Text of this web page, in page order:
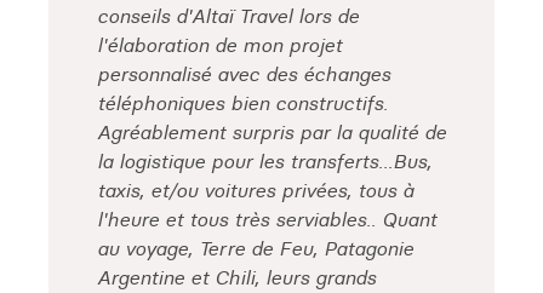
conseils d'Altaï Travel lors de
l'élaboration de mon projet
personnalisé avec des échanges
téléphoniques bien constructifs.
Agréablement surpris par la qualité de
la logistique pour les transferts...Bus,
taxis, et/ou voitures privées, tous à
l'heure et tous très serviables.. Quant
au voyage, Terre de Feu, Patagonie
Argentine et Chili, leurs grands